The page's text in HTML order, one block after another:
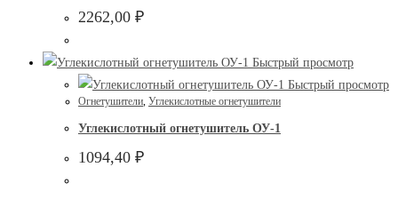
2262,00 ₽
Быстрый просмотр
Быстрый просмотр
Огнетушители, Углекислотные огнетушители
Углекислотный огнетушитель ОУ-1
1094,40 ₽